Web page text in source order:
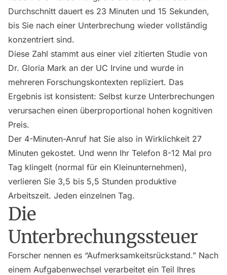
Durchschnitt dauert es 23 Minuten und 15 Sekunden,
bis Sie nach einer Unterbrechung wieder vollständig
konzentriert sind.
Diese Zahl stammt aus einer viel zitierten Studie von
Dr. Gloria Mark an der UC Irvine und wurde in
mehreren Forschungskontexten repliziert. Das
Ergebnis ist konsistent: Selbst kurze Unterbrechungen
verursachen einen überproportional hohen kognitiven
Preis.
Der 4-Minuten-Anruf hat Sie also in Wirklichkeit 27
Minuten gekostet. Und wenn Ihr Telefon 8-12 Mal pro
Tag klingelt (normal für ein Kleinunternehmen),
verlieren Sie 3,5 bis 5,5 Stunden produktive
Arbeitszeit. Jeden einzelnen Tag.
Die
Unterbrechungssteuer
Forscher nennen es “Aufmerksamkeitsrückstand.” Nach
einem Aufgabenwechsel verarbeitet ein Teil Ihres